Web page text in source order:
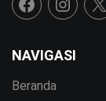
NAVIGASI
Beranda